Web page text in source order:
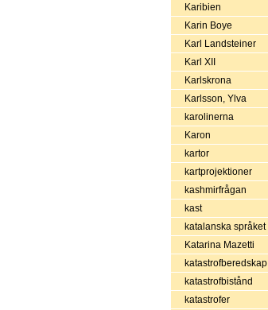
Karibien
Karin Boye
Karl Landsteiner
Karl XII
Karlskrona
Karlsson, Ylva
karolinerna
Karon
kartor
kartprojektioner
kashmirfrågan
kast
katalanska språket
Katarina Mazetti
katastrofberedskap
katastrofbistånd
katastrofer